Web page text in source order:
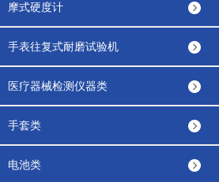
摩式硬度计
手表往复式耐磨试验机
医疗器械检测仪器类
手套类
电池类